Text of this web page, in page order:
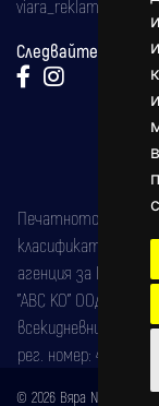
Следвайте ни:
Печатното издание
класификатор на
агенция за ISSN) под
"АВС КО" ООД е
всекидневник на
рег. номер: 47857/
© 2026 Вяра News